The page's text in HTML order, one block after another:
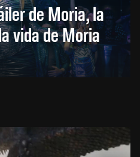
de Moria, la
vida de Moria